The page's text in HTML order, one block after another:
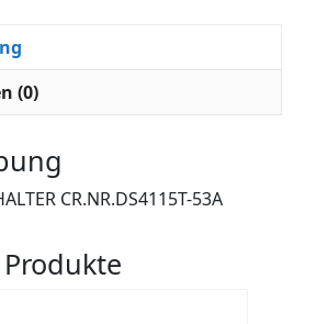
(0)
CR.NR.DS4115T-53A